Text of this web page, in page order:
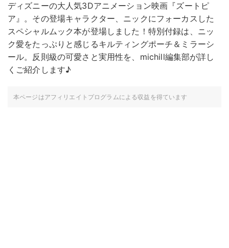
ディズニーの大人気3Dアニメーション映画『ズートピ
ア』。その登場キャラクター、ニックにフォーカスした
スペシャルムック本が登場しました！特別付録は、ニッ
ク愛をたっぷりと感じるキルティングポーチ＆ミラーシ
ール。反則級の可愛さと実用性を、michill編集部が詳し
くご紹介します♪
本ページはアフィリエイトプログラムによる収益を得ています